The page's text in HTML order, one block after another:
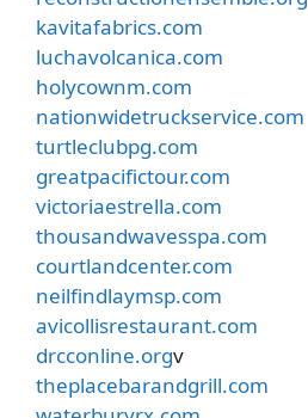
kavitafabrics.com
luchavolcanica.com
holycownm.com
nationwidetruckservice.com
turtleclubpg.com
greatpacifictour.com
victoriaestrella.com
thousandwavesspa.com
courtlandcenter.com
neilfindlaymsp.com
avicollisrestaurant.com
drcconline.orgv
theplacebarandgrill.com